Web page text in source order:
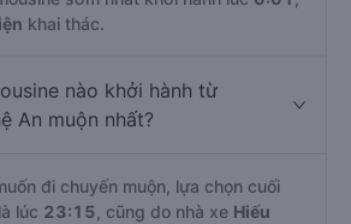
khai thác.
nào khởi hành từ
An muộn nhất?
đi chuyến muộn, lựa chọn cuối
lúc 23:15 , cũng do nhà xe Hiếu